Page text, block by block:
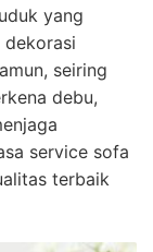
yang
dekorasi
seiring
debu,
service sofa
terbaik